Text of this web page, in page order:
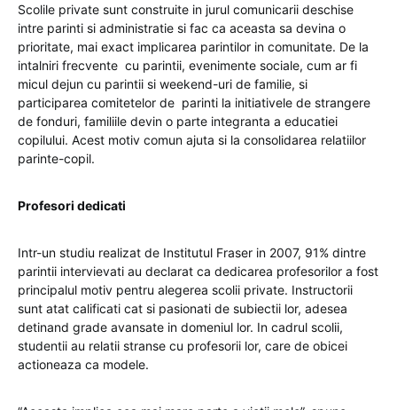
Scolile private sunt construite in jurul comunicarii deschise
intre parinti si administratie si fac ca aceasta sa devina o
prioritate, mai exact implicarea parintilor in comunitate. De la
intalniri frecvente cu parintii, evenimente sociale, cum ar fi
micul dejun cu parintii si weekend-uri de familie, si
participarea comitetelor de parinti la initiativele de strangere
de fonduri, familiile devin o parte integranta a educatiei
copilului. Acest motiv comun ajuta si la consolidarea relatiilor
parinte-copil.
Profesori dedicati
Intr-un studiu realizat de Institutul Fraser in 2007, 91% dintre
parintii intervievati au declarat ca dedicarea profesorilor a fost
principalul motiv pentru alegerea scolii private. Instructorii
sunt atat calificati cat si pasionati de subiectii lor, adesea
detinand grade avansate in domeniul lor. In cadrul scolii,
studentii au relatii stranse cu profesorii lor, care de obicei
actioneaza ca modele.